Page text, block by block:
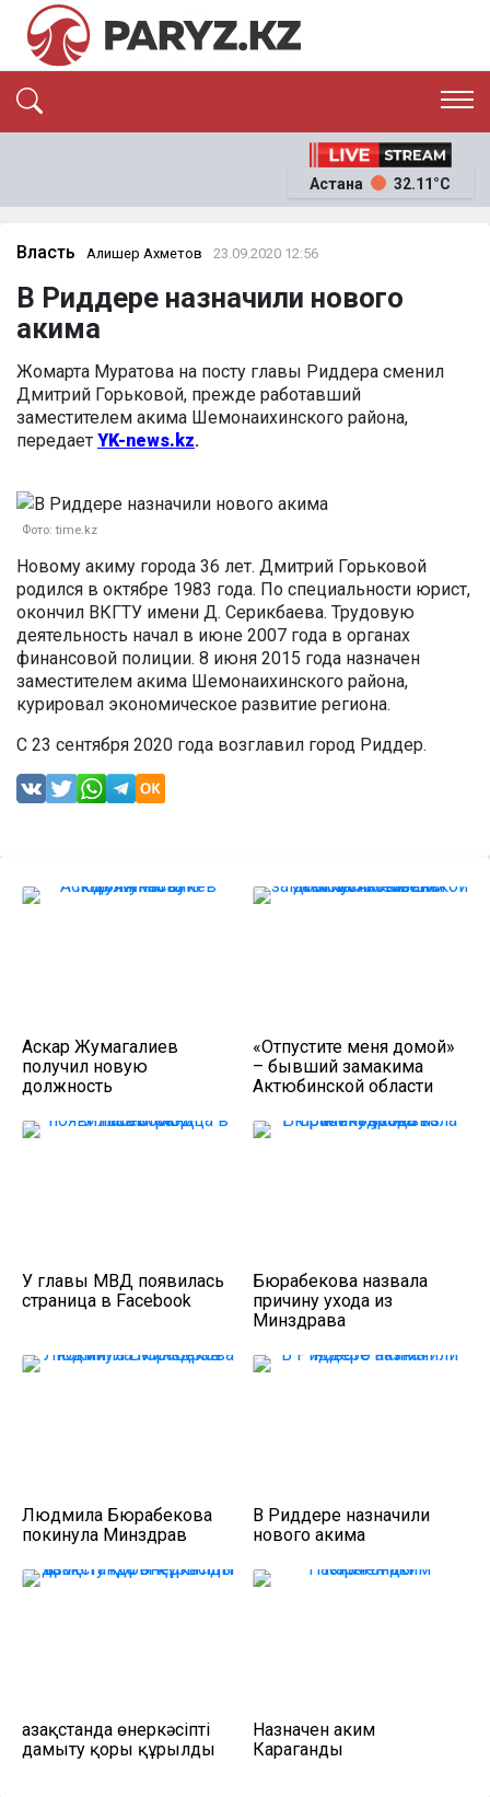
ЭКОНОМИКА
ОҚИҒА
News
Астана 32.11°C
Власть Алишер Ахметов 23.09.2020 12:56
В Риддере назначили нового
акима
Жомарта Муратова на посту главы Риддера сменил
Дмитрий Горьковой, прежде работавший
заместителем акима Шемонаихинского района,
передает YK-news.kz.
Фото: time.kz
Новому акиму города 36 лет. Дмитрий Горьковой
родился в октябре 1983 года. По специальности юрист,
окончил ВКГТУ имени Д. Серикбаева. Трудовую
деятельность начал в июне 2007 года в органах
финансовой полиции. 8 июня 2015 года назначен
заместителем акима Шемонаихинского района,
курировал экономическое развитие региона.
С 23 сентября 2020 года возглавил город Риддер.
Аскар Жумагалиев
получил новую
должность
«Отпустите меня домой»
– бывший замакима
Актюбинской области
У главы МВД появилась
страница в Facebook
Бюрабекова назвала
причину ухода из
Минздрава
Людмила Бюрабекова
покинула Минздрав
В Риддере назначили
нового акима
Қазақстанда өнеркәсіпті
дамыту қоры құрылды
Назначен аким
Караганды